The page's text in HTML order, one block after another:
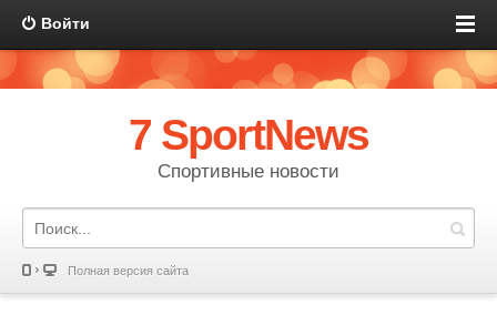
Войти
7 SportNews
Спортивные новости
Полная версия сайта